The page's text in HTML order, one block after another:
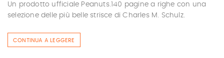
Un prodotto ufficiale Peanuts.140 pagine a righe con una
selezione delle più belle strisce di Charles M. Schulz.
CONTINUA A LEGGERE